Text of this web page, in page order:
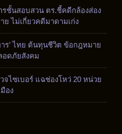
รชั้นสอบสวน ตร.ชี้คดีกล้องส่อง
ย ไม่เกี่ยวคดีมาดามเก่ง
าร’ ไทย ต้นทุนชีวิต ข้อกฎหมาย
อดภัยสังคม
จไซเบอร์ แฉช่องโหว่ 20 หน่วย
อง